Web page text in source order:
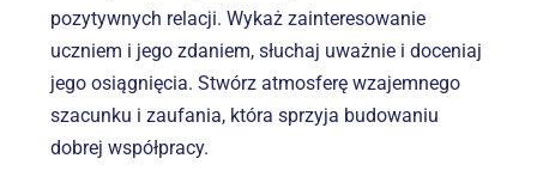
pozytywnych relacji. Wykaż zainteresowanie
uczniem i jego zdaniem, słuchaj uważnie i doceniaj
jego osiągnięcia. Stwórz atmosferę wzajemnego
szacunku i zaufania, która sprzyja budowaniu
dobrej współpracy.